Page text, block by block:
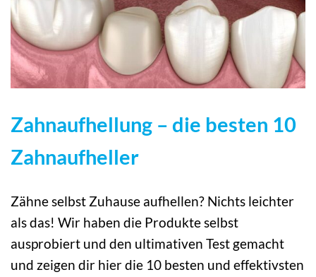
Zahnaufhellung – die besten 10
Zahnaufheller
Zähne selbst Zuhause aufhellen? Nichts leichter
als das! Wir haben die Produkte selbst
ausprobiert und den ultimativen Test gemacht
und zeigen dir hier die 10 besten und effektivsten